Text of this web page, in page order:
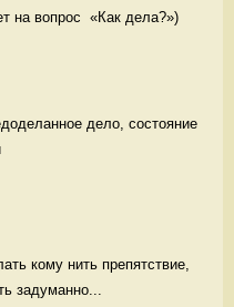
на вопрос  «Как дела?»)
дело, состояние
кому нить препятствие,
задуманно...